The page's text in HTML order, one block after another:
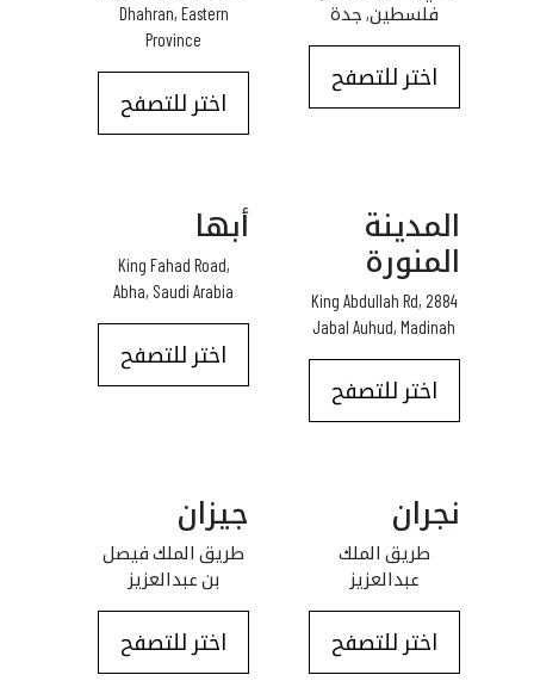
فلسطين, جدة
اختر للتصفح
Dhahran, Eastern
Province
اختر للتصفح
المدينة
المنورة
2884 King Abdullah Rd,
Jabal Auhud, Madinah
اختر للتصفح
أبها
King Fahad Road,
Abha, Saudi Arabia
اختر للتصفح
نجران
طريق الملك
عبدالعزيز
اختر للتصفح
جيزان
طريق الملك فيصل
بن عبدالعزيز
اختر للتصفح